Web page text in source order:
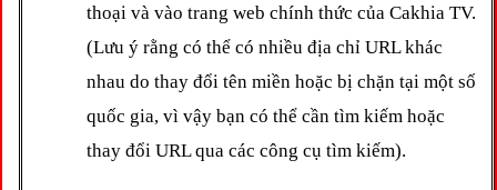
thoại và vào trang web chính thức của Cakhia TV.
(Lưu ý rằng có thể có nhiều địa chỉ URL khác
nhau do thay đổi tên miền hoặc bị chặn tại một số
quốc gia, vì vậy bạn có thể cần tìm kiếm hoặc
thay đổi URL qua các công cụ tìm kiếm).